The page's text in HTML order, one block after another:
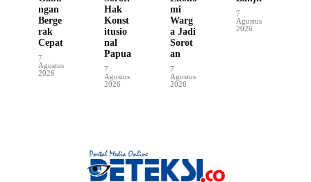
ngan
Berge
rak
Cepat
7
Agustus
2026
Hak
Konst
itusio
nal
Papua
7
Agustus
2026
mi
Warg
a Jadi
Sorot
an
7
Agustus
2026
7
Agustus
2026